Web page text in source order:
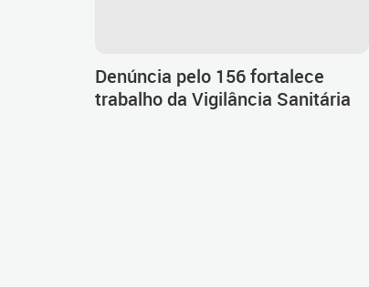
Denúncia pelo 156 fortalece
trabalho da Vigilância Sanitária